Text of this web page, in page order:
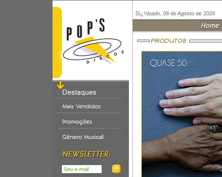
Sï¿½bado, 08 de Agosto de 2026